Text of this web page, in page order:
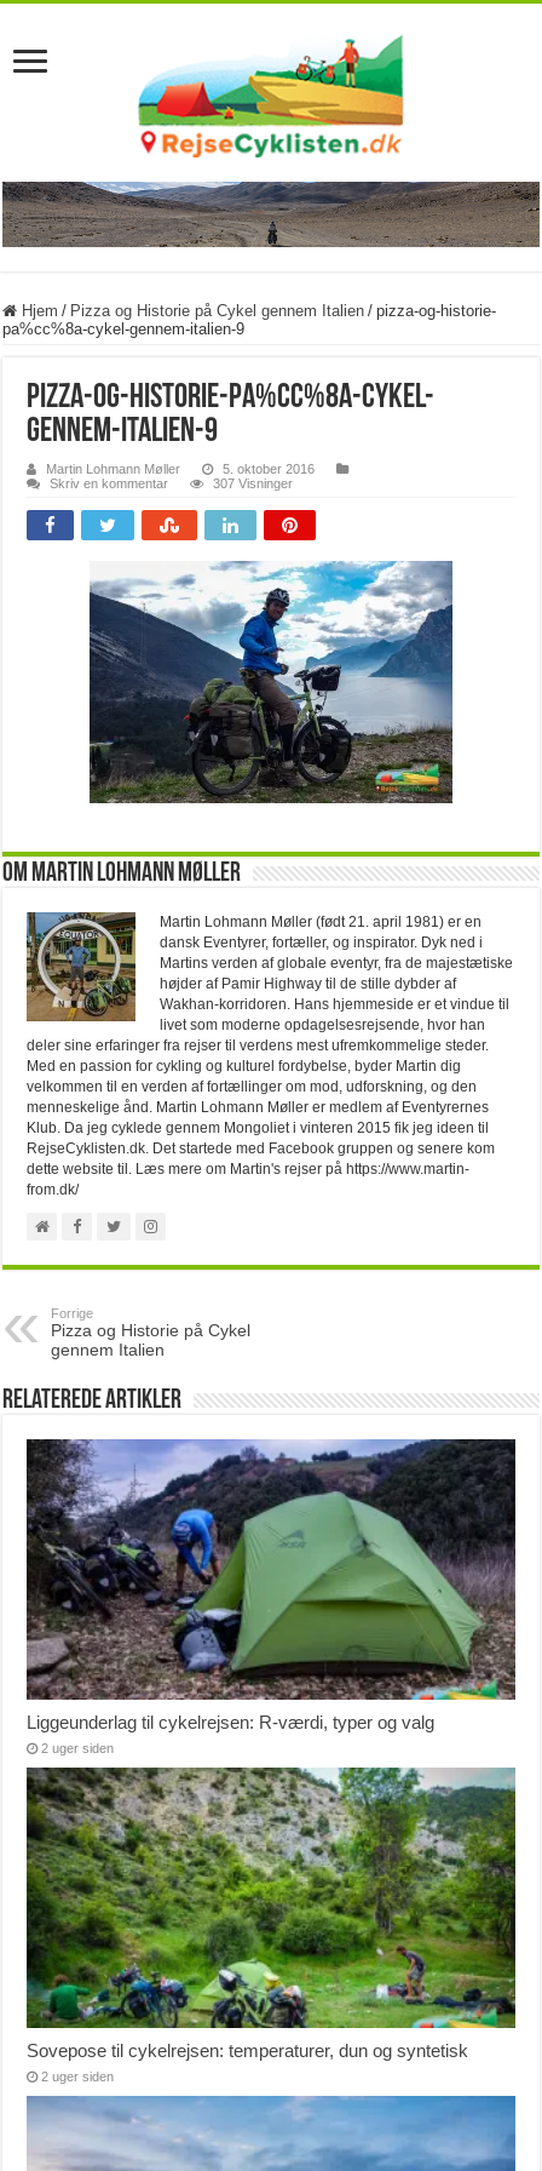
Hjem / Pizza og Historie på Cykel gennem Italien / pizza-og-historie-
pa%cc%8a-cykel-gennem-italien-9
pizza-og-historie-pa%cc%8a-cykel-
gennem-italien-9
Martin Lohmann Møller
5. oktober 2016
Skriv en kommentar
307 Visninger
Om Martin Lohmann Møller
Martin Lohmann Møller (født 21. april 1981) er en
dansk Eventyrer, fortæller, og inspirator. Dyk ned i
Martins verden af globale eventyr, fra de majestætiske
højder af Pamir Highway til de stille dybder af
Wakhan-korridoren. Hans hjemmeside er et vindue til
livet som moderne opdagelsesrejsende, hvor han
deler sine erfaringer fra rejser til verdens mest ufremkommelige steder.
Med en passion for cykling og kulturel fordybelse, byder Martin dig
velkommen til en verden af fortællinger om mod, udforskning, og den
menneskelige ånd. Martin Lohmann Møller er medlem af Eventyrernes
Klub. Da jeg cyklede gennem Mongoliet i vinteren 2015 fik jeg ideen til
RejseCyklisten.dk. Det startede med Facebook gruppen og senere kom
dette website til. Læs mere om Martin's rejser på https://www.martin-
from.dk/
Forrige
Pizza og Historie på Cykel
gennem Italien
Relaterede artikler
Liggeunderlag til cykelrejsen: R-værdi, typer og valg
2 uger siden
Sovepose til cykelrejsen: temperaturer, dun og syntetisk
2 uger siden